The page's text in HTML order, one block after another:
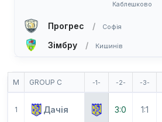
Каблешково
Прогрес Софія
Зімбру Кишинів
М GROUP C -1- -2- -3-
1 Дачія 3:0 1:1